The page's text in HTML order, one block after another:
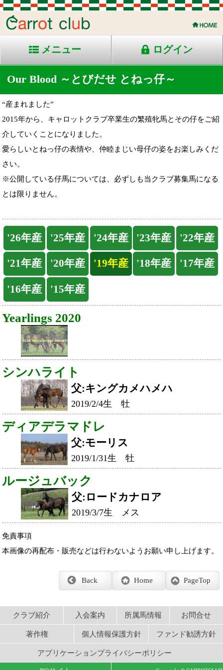
メニュー ログイン
Our Blood ～とびだせ とねっ仔～
“産まれました”
2015年から、キャロットクラブ卒業生の繁殖牝馬とその仔をご紹
介していくことになりました。
愛らしいとねっ仔の表情や、仲睦まじい母仔の姿をお楽しみくだ
さい。
とは限りません。
'26年産
Yearlings 2020
シンハライト
父:キングカメハメハ
2019/2/4生 牡
ディアデラマドレ
父:モーリス
2019/1/31生 牡
ルージュバック
父:ロードカナロア
2019/3/7生 メス
免責事項
本画像の再配布・販売などは行わないようお願い申し上げます。
PageTop
Home
Back
クラブ紹介 入会案内 所属馬情報
著作権 個人情報保護方針 ファンド勧誘方針
アプリケーションプライバシーポリシー
PCサイト